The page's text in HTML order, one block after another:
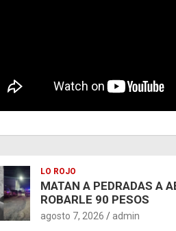
LO ROJO
MATAN A PEDRADAS A
ROBARLE 90 PESOS
agosto 7, 2026 admin